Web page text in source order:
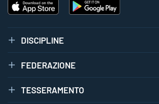
DISCIPLINE
FEDERAZIONE
TESSERAMENTO